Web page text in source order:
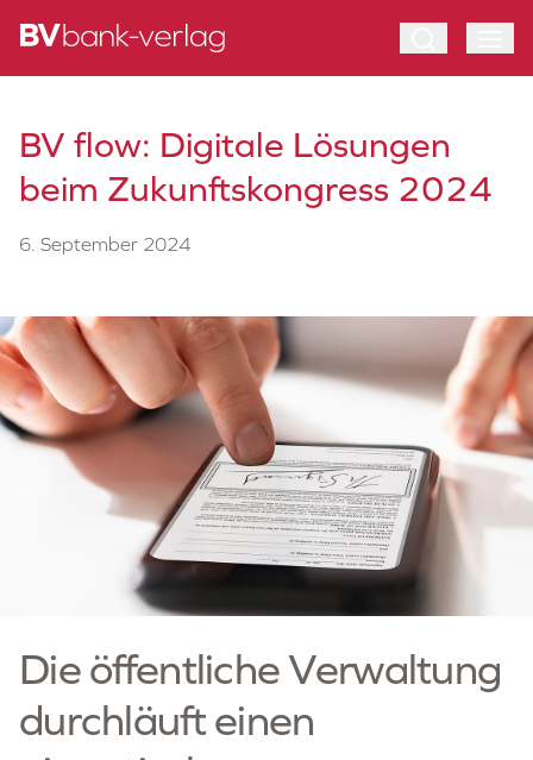
BV flow: Digitale Lösungen
beim Zukunftskongress 2024
6. September 2024
Die öffentliche Verwaltung
durchläuft einen